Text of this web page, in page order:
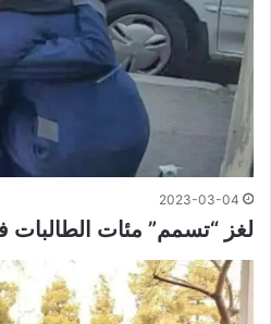
2023-03-04
لغز “تسمم” مئات الطالبات